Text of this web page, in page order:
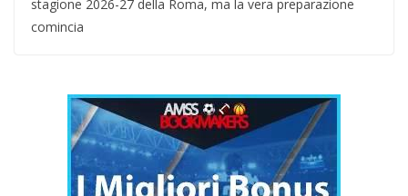
stagione 2026-27 della Roma, ma la vera preparazione
comincia